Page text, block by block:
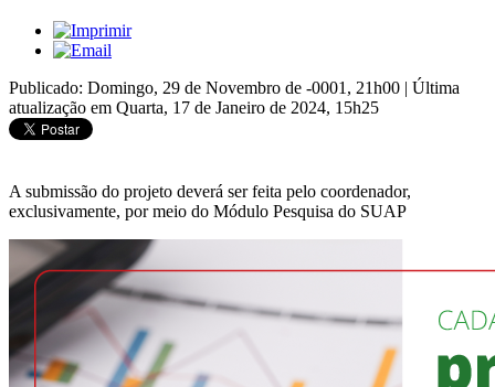
Publicado: Domingo, 29 de Novembro de -0001, 21h00 | Última
atualização em Quarta, 17 de Janeiro de 2024, 15h25
A submissão do projeto deverá ser feita pelo coordenador,
exclusivamente, por meio do Módulo Pesquisa do SUAP